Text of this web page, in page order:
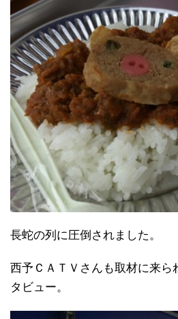
長蛇の列に圧倒されました。
西予ＣＡＴＶさんも取材に来ら
タビュー。